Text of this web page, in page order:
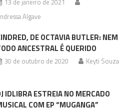
Algave
DE OCTAVIA BUTLER: NEM
ANCESTRAL É QUERIDO
30 de outubro de 2020 Keyti Souza
IDLIBRA ESTREIA NO MERCADO
COM EP “MUGANGA”